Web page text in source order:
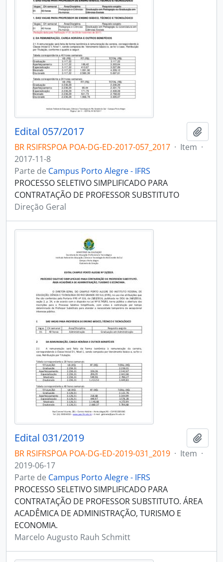
Edital 057/2017
BR RSIFRSPOA POA-DG-ED-2017-057_2017 · Item ·
2017-11-8
Parte de Campus Porto Alegre - IFRS
PROCESSO SELETIVO SIMPLIFICADO PARA
CONTRATAÇÃO DE PROFESSOR SUBSTITUTO
Direção Geral
Edital 031/2019
BR RSIFRSPOA POA-DG-ED-2019-031_2019 · Item ·
2019-06-17
Parte de Campus Porto Alegre - IFRS
PROCESSO SELETIVO SIMPLIFICADO PARA
CONTRATAÇÃO DE PROFESSOR SUBSTITUTO. ÁREA
ACADÊMICA DE ADMINISTRAÇÃO, TURISMO E
ECONOMIA.
Marcelo Augusto Rauh Schmitt